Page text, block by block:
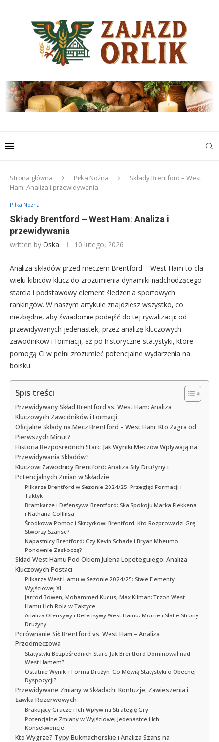
Strona główna Piłka Nożna
Składy Brentford – West
Ham: Analiza i przewidywania
Piłka Nożna
Składy Brentford – West Ham: Analiza i
przewidywania
written by Oska 10 lutego, 2026
Analiza składów przed meczem Brentford – West Ham to dla
wielu kibiców klucz do zrozumienia dynamiki nadchodzącego
starcia i podstawowy element śledzenia sportowych
rankingów. W naszym artykule znajdziesz wszystko, co
niezbędne, aby świadomie podejść do tej rywalizacji: od
przewidywanych jedenastek, przez analizę kluczowych
zawodników i formacji, aż po historyczne statystyki, które
pomogą Ci w pełni zrozumieć potencjalne wydarzenia na
boisku.
Spis treści
Przewidywany Skład Brentford vs. West Ham: Analiza
Kluczowych Zawodników i Formacji
Oficjalne Składy na Mecz Brentford – West Ham: Kto Zagra od
Pierwszych Minut?
Historia Bezpośrednich Starc: Jak Wyniki Meczów Wpływają na
Przewidywania Składów?
Kluczowi Zawodnicy Brentford: Analiza Siły Drużyny i
Potencjalnych Zmian w Składzie
Piłkarze Brentford w Sezonie 2024/25: Przegląd Formacji i
Taktyk
Bramkarze i Defensywa Brentford: Siła Spokoju Marka Flekkena
i Nathana Collinsa
Środkowa Pomoc i Skrzydłowi Brentford: Kto Rozprowadzi Grę i
Stworzy Szanse?
Napastnicy Brentford: Czy Kevin Schade i Bryan Mbeumo
Ponownie Zaskoczą?
Skład West Hamu Pod Okiem Julena Lopeteguiego: Analiza
Kluczowych Postaci
Piłkarze West Hamu w Sezonie 2024/25: Stałe Elementy
Wyjściowej XI
Jarrod Bowen, Mohammed Kudus, Max Kilman: Trzon West
Hamu i Ich Rola w Taktyce
Analiza Ofensywy i Defensywy West Hamu: Mocne i Słabe Strony
Drużyny
Porównanie Sił: Brentford vs. West Ham – Analiza
Przedmeczowa
Statystyki Bezpośrednich Starc: Jak Brentford Dominował nad
West Hamem?
Ostatnie Wyniki i Forma Drużyn: Co Mówią Statystyki o Obecnej
Dyspozycji?
Przewidywane Zmiany w Składach: Kontuzje, Zawieszenia i
Ławka Rezerwowych
Brakujący Gracze i Ich Wpływ na Strategię Gry
Potencjalne Zmiany w Wyjściowej Jedenastce i Ich
Konsekwencje
Kto Wygrze? Typy Bukmacherskie i Analiza Szans na